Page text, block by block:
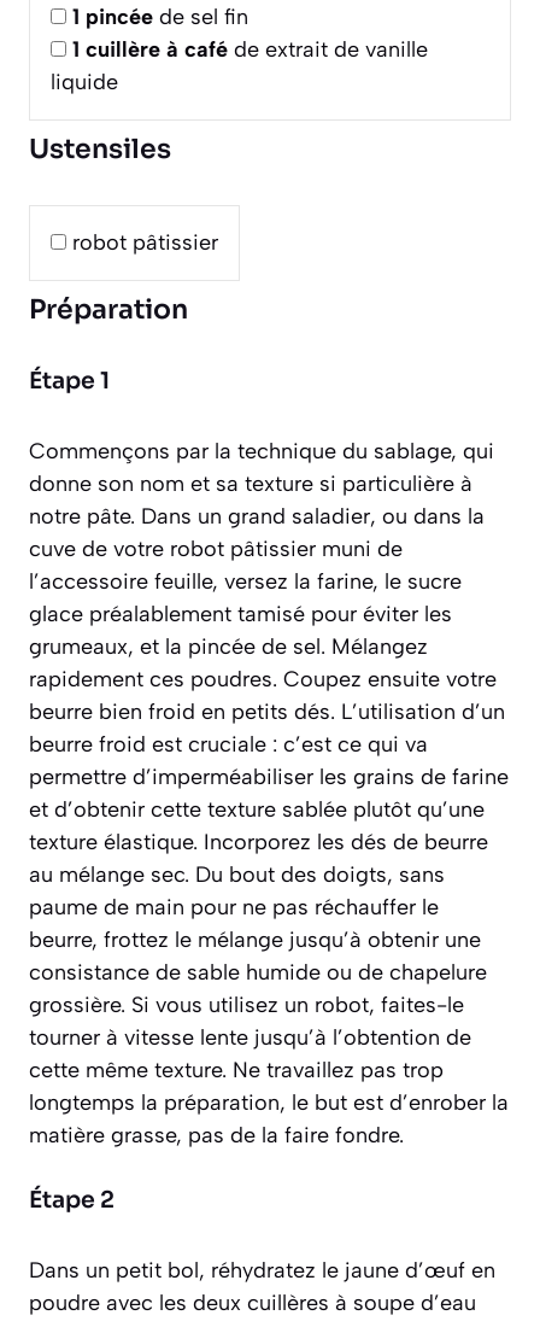
1 pincée de sel fin
1 cuillère à café de extrait de vanille
liquide
Ustensiles
robot pâtissier
Préparation
Étape 1
Commençons par la technique du sablage, qui
donne son nom et sa texture si particulière à
notre pâte. Dans un grand saladier, ou dans la
cuve de votre robot pâtissier muni de
l’accessoire feuille, versez la farine, le sucre
glace préalablement tamisé pour éviter les
grumeaux, et la pincée de sel. Mélangez
rapidement ces poudres. Coupez ensuite votre
beurre bien froid en petits dés. L’utilisation d’un
beurre froid est cruciale : c’est ce qui va
permettre d’imperméabiliser les grains de farine
et d’obtenir cette texture sablée plutôt qu’une
texture élastique. Incorporez les dés de beurre
au mélange sec. Du bout des doigts, sans
paume de main pour ne pas réchauffer le
beurre, frottez le mélange jusqu’à obtenir une
consistance de sable humide ou de chapelure
grossière. Si vous utilisez un robot, faites-le
tourner à vitesse lente jusqu’à l’obtention de
cette même texture. Ne travaillez pas trop
longtemps la préparation, le but est d’enrober la
matière grasse, pas de la faire fondre.
Étape 2
Dans un petit bol, réhydratez le jaune d’œuf en
poudre avec les deux cuillères à soupe d’eau